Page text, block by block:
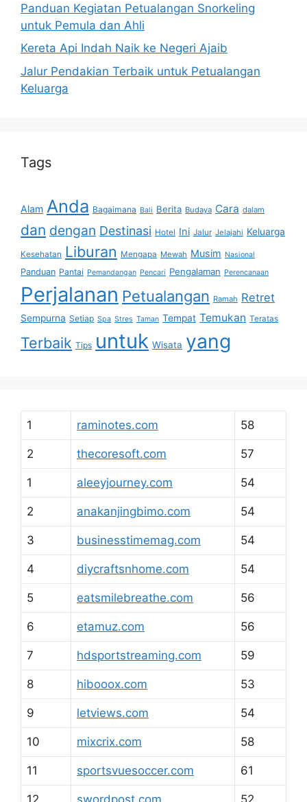
Panduan Kegiatan Petualangan Snorkeling
untuk Pemula dan Ahli
Kereta Api Indah Naik ke Negeri Ajaib
Jalur Pendakian Terbaik untuk Petualangan
Keluarga
Tags
Alam Anda Bagaimana Bali Berita Budaya Cara dalam
dan dengan Destinasi Hotel Ini Jalur Jelajahi Keluarga
Kesehatan Liburan Mengapa Mewah Musim Nasional
Panduan Pantai Pemandangan Pencari Pengalaman Perencanaan
Perjalanan Petualangan Ramah Retret
Sempurna Setiap Spa Stres Taman Tempat Temukan Teratas
Terbaik Tips untuk Wisata yang
1 raminotes.com 58
2 thecoresoft.com 57
1 aleeyjourney.com 54
2 anakanjingbimo.com 54
3 businesstimemag.com 54
4 diycraftsnhome.com 54
5 eatsmilebreathe.com 56
6 etamuz.com 56
7 hdsportstreaming.com 59
8 hibooox.com 53
9 letviews.com 54
10 mixcrix.com 58
11 sportsvuesoccer.com 61
12 swordpost.com 52